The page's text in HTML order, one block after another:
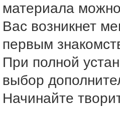
материала
Вас возникнет
первым
При полной
выбор
Начинайте